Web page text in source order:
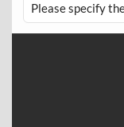
Please specify